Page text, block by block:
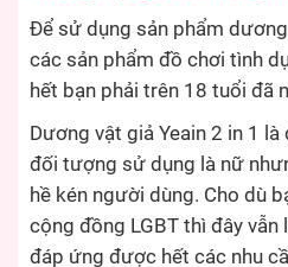
Để sử dụng sản phẩm
các sản phẩm đồ chơi tình
hết bạn phải trên 18 tuổi đã
Dương vật giả Yeain 2 in 1
đối tượng sử dụng là nữ
hề kén người dùng. Cho dù
cộng đồng LGBT thì đây vẫn
đáp ứng được hết các nhu